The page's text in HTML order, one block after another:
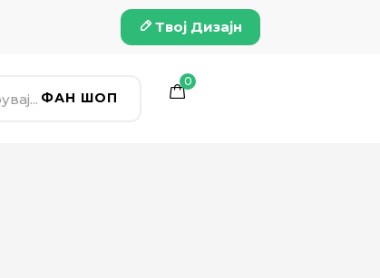
Твој Дизајн
ФАН ШОП
0